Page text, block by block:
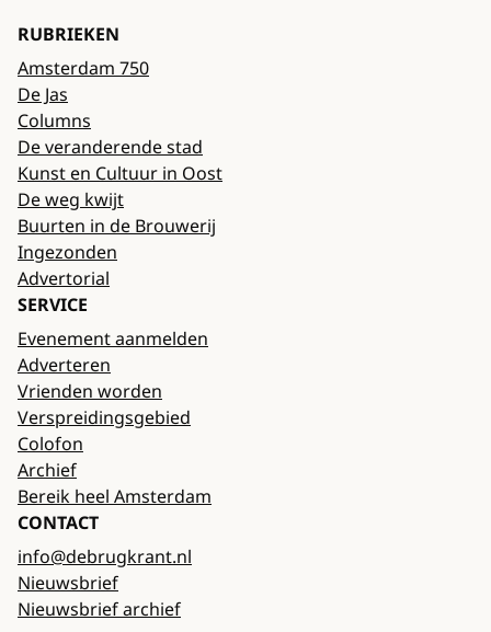
RUBRIEKEN
Amsterdam 750
De Jas
Columns
De veranderende stad
Kunst en Cultuur in Oost
De weg kwijt
Buurten in de Brouwerij
Ingezonden
Advertorial
SERVICE
Evenement aanmelden
Adverteren
Vrienden worden
Verspreidingsgebied
Colofon
Archief
Bereik heel Amsterdam
CONTACT
info@debrugkrant.nl
Nieuwsbrief
Nieuwsbrief archief